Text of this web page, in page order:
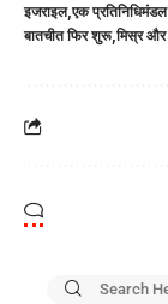
इजराइल एक
बातचीत फिर शुरू मिस्र और